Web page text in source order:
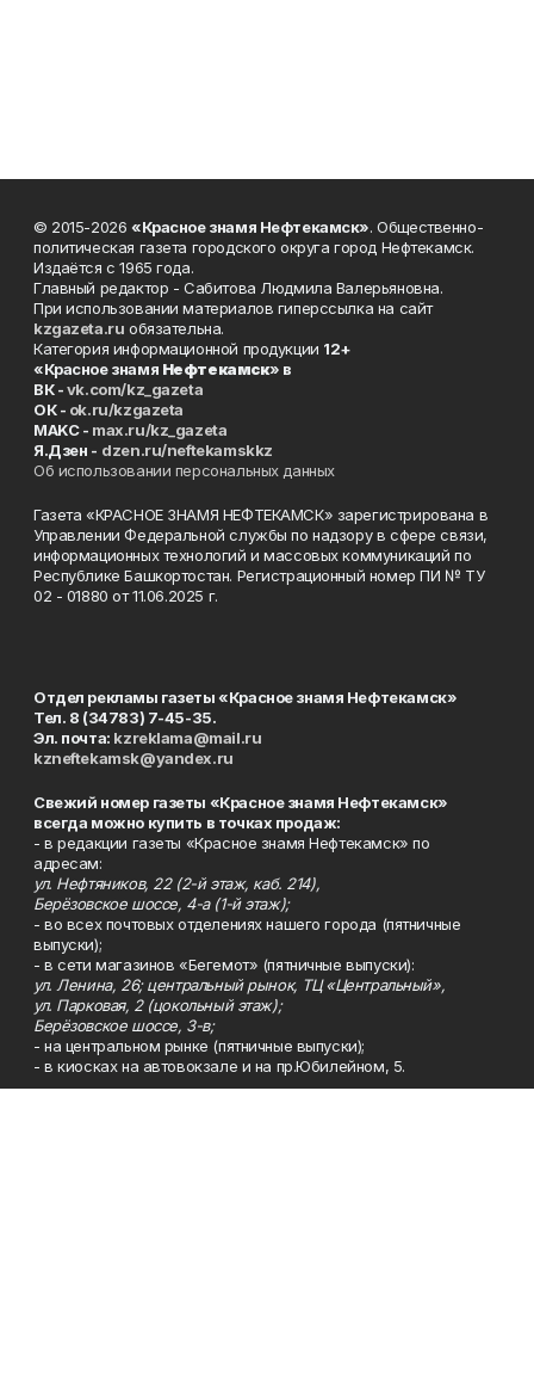
© 2015-2026 «Красное знамя Нефтекамск». Общественно-
политическая газета городского округа город Нефтекамск.
Издаётся с 1965 года.
Главный редактор - Сабитова Людмила Валерьяновна.
При использовании материалов гиперссылка на сайт
kzgazeta.ru обязательна.
Категория информационной продукции 12+
«Красное знамя Нефтекамск» в
ВК -vk.com/kz_gazeta
ОК - ok.ru/kzgazeta
MAKC - max.ru/kz_gazeta
Я.Дзен - dzen.ru/neftekamskkz
Об использовании персональных данных
Газета «КРАСНОЕ ЗНАМЯ НЕФТЕКАМСК» зарегистрирована в
Управлении Федеральной службы по надзору в сфере связи,
информационных технологий и массовых коммуникаций по
Республике Башкортостан. Регистрационный номер ПИ № ТУ
02 - 01880 от 11.06.2025 г.
Отдел рекламы газеты «Красное знамя Нефтекамск»
Тел. 8 (34783) 7-45-35.
Эл. почта: kzreklama@mail.ru
kzneftekamsk@yandex.ru
Свежий номер газеты «Красное знамя Нефтекамск»
всегда можно купить в точках продаж:
- в редакции газеты «Красное знамя Нефтекамск» по
адресам:
ул. Нефтяников, 22 (2-й этаж, каб. 214),
Берёзовское шоссе, 4-а (1-й этаж);
- во всех почтовых отделениях нашего города (пятничные
выпуски);
- в сети магазинов «Бегемот» (пятничные выпуски):
ул. Ленина, 26; центральный рынок, ТЦ «Центральный»,
ул. Парковая, 2 (цокольный этаж);
Берёзовское шоссе, 3-в;
- на центральном рынке (пятничные выпуски);
- в киосках на автовокзале и на пр.Юбилейном, 5.